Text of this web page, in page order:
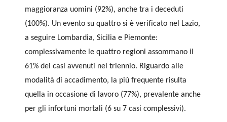
maggioranza uomini (92%), anche tra i deceduti
(100%). Un evento su quattro si è verificato nel Lazio,
a seguire Lombardia, Sicilia e Piemonte:
complessivamente le quattro regioni assommano il
61% dei casi avvenuti nel triennio. Riguardo alle
modalità di accadimento, la più frequente risulta
quella in occasione di lavoro (77%), prevalente anche
per gli infortuni mortali (6 su 7 casi complessivi).